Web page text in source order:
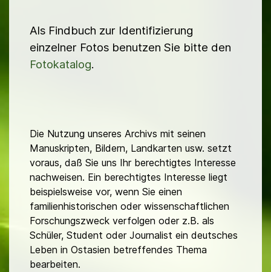
Als Findbuch zur Identifizierung
einzelner Fotos benutzen Sie bitte den
Fotokatalog.
Die Nutzung unseres Archivs mit seinen
Manuskripten, Bildern, Landkarten usw. setzt
voraus, daß Sie uns Ihr berechtigtes Interesse
nachweisen. Ein berechtigtes Interesse liegt
beispielsweise vor, wenn Sie einen
familienhistorischen oder wissenschaftlichen
Forschungszweck verfolgen oder z.B. als
Schüler, Student oder Journalist ein deutsches
Leben in Ostasien betreffendes Thema
bearbeiten.